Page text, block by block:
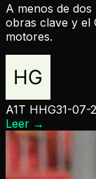
A menos de
obras clave y el
motores.
A1T HHG31-07-
Leer →